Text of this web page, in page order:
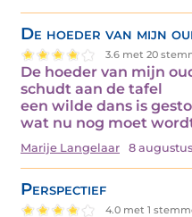
De hoeder van mijn
3.6 met 20
De hoeder van mijn
schudt aan de tafel
een wilde dans is
wat nu nog moet
Marije Langelaar 8
Perspectief
4.0 met 1